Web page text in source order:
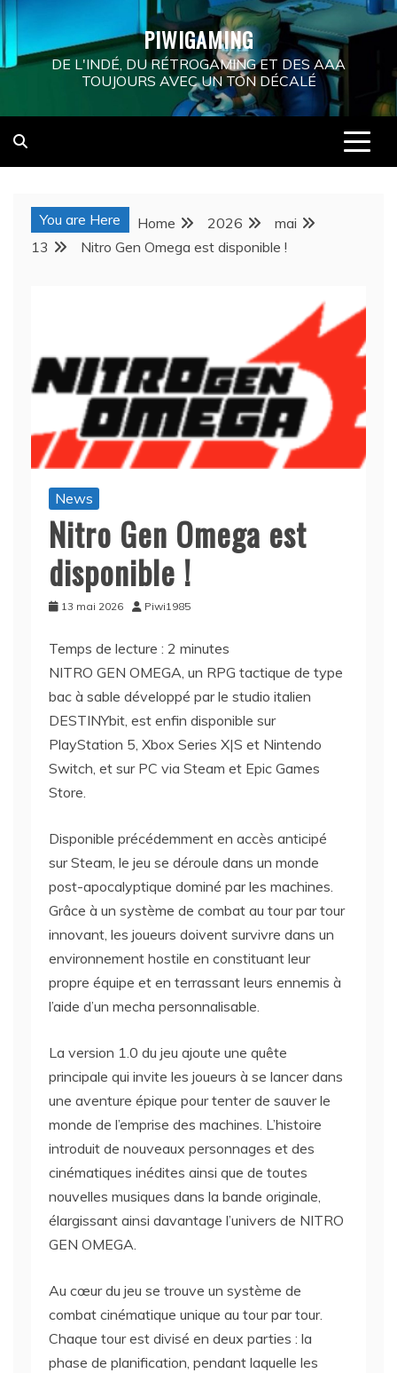
Skip
to
content
PIWIGAMING
DE L'INDÉ, DU RÉTROGAMING ET DES AAA
TOUJOURS AVEC UN TON DÉCALÉ
You are Here Home 2026
mai
13
Nitro Gen Omega est disponible !
News
Nitro Gen Omega est
disponible !
13 mai 2026 Piwi1985
Temps de lecture : 2 minutes
NITRO GEN OMEGA, un RPG tactique de type
bac à sable développé par le studio italien
DESTINYbit, est enfin disponible sur
PlayStation 5, Xbox Series X|S et Nintendo
Switch, et sur PC via Steam et Epic Games
Store.
Disponible précédemment en accès anticipé
sur Steam, le jeu se déroule dans un monde
post-apocalyptique dominé par les machines.
Grâce à un système de combat au tour par tour
innovant, les joueurs doivent survivre dans un
environnement hostile en constituant leur
propre équipe et en terrassant leurs ennemis à
l’aide d’un mecha personnalisable.
La version 1.0 du jeu ajoute une quête
principale qui invite les joueurs à se lancer dans
une aventure épique pour tenter de sauver le
monde de l’emprise des machines. L’histoire
introduit de nouveaux personnages et des
cinématiques inédites ainsi que de toutes
nouvelles musiques dans la bande originale,
élargissant ainsi davantage l’univers de NITRO
GEN OMEGA.
Au cœur du jeu se trouve un système de
combat cinématique unique au tour par tour.
Chaque tour est divisé en deux parties : la
phase de planification, pendant laquelle les